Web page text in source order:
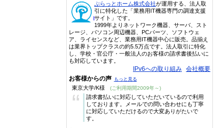
ぷらっとホーム株式会社が運用する、法人取
引に特化した「業務用IT機器専門の調達支援
サイト」です。
1999年よりネットワーク機器、サーバ、スト
レージ、パソコン周辺機器、PCパーツ、ソフトウェ
ア、ライセンスなど、業務用IT機器中心に販売。品揃え
は業界トップクラスの約5.5万点です。法人取引に特化
し、学校・官公庁・一般法人のお客様の請求書後払いに
も対応しています。
IPv6への取り組み 会社概要
お客様からの声 もっと見る
東京大学/K様 (ご利用期間2009年～)
“
請求書払いに対応していただいているので利用
しております。メールでの問い合わせにも丁寧
に対応していただけるので大変ありがたいで
す。